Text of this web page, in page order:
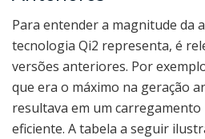
Para entender a magnitude da
tecnologia Qi2 representa, é
versões anteriores. Por
que era o máximo na geração
resultava em um
eficiente. A tabela a seguir